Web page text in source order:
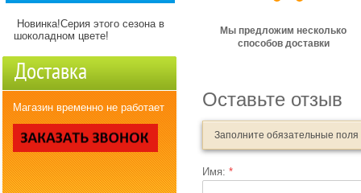
Мы предложим несколько
способов доставки
Оставьте отзыв
Заполните обязательные поля
Имя: *
Новинка!Серия этого сезона в
шоколадном цвете!
Детские кружки Зверята с
разнымикартинкми)
Доставка
Магазин временно не работает